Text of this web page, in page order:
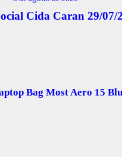
Cida Caran 29/07/
Bag Most Aero 15